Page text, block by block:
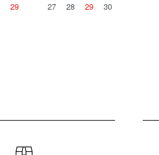
29
27
28 29 30